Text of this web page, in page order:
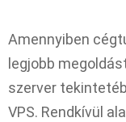
Amennyiben
legjobb
szerver
VPS. Rendkívül